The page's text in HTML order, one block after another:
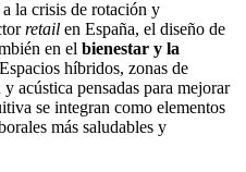
la crisis de rotación y
retail en España, el diseño de
en el bienestar y la
híbridos, zonas de
acústica pensadas para mejorar
se integran como elementos
más saludables y